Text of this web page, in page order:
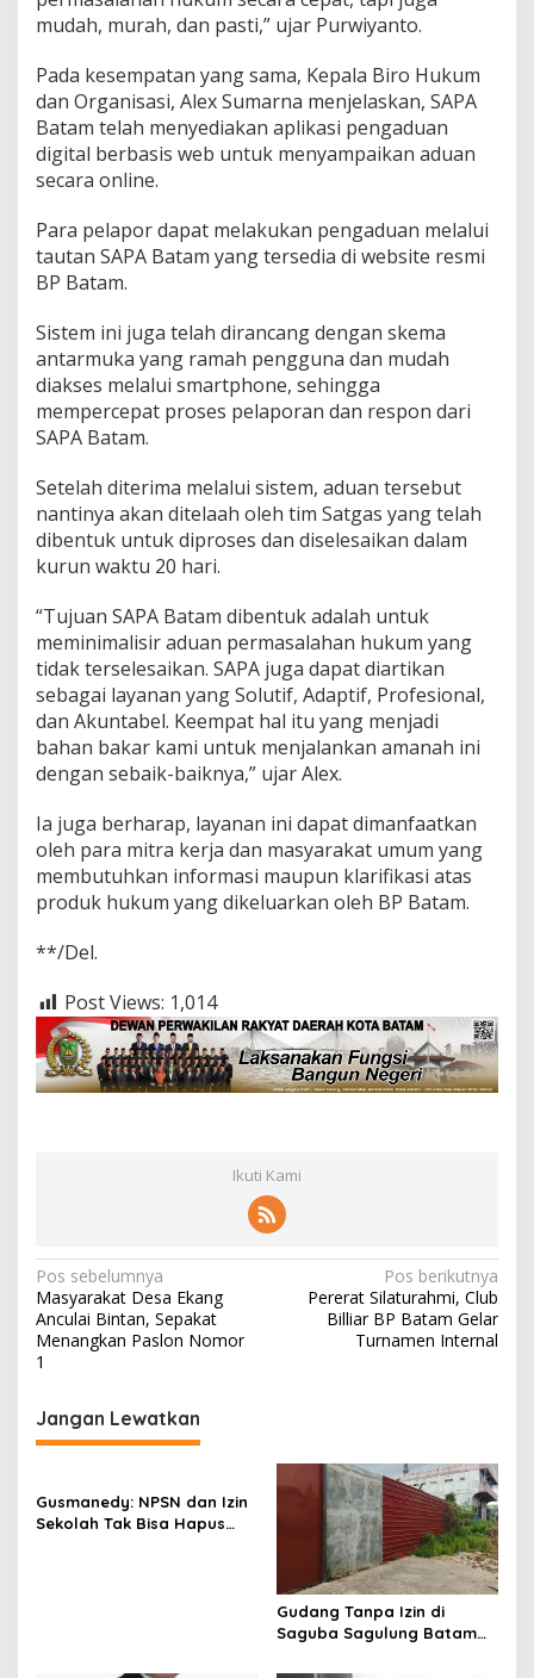
mudah, murah, dan pasti,” ujar Purwiyanto.
Pada kesempatan yang sama, Kepala Biro Hukum
dan Organisasi, Alex Sumarna menjelaskan, SAPA
Batam telah menyediakan aplikasi pengaduan
digital berbasis web untuk menyampaikan aduan
secara online.
Para pelapor dapat melakukan pengaduan melalui
tautan SAPA Batam yang tersedia di website resmi
BP Batam.
Sistem ini juga telah dirancang dengan skema
antarmuka yang ramah pengguna dan mudah
diakses melalui smartphone, sehingga
mempercepat proses pelaporan dan respon dari
SAPA Batam.
Setelah diterima melalui sistem, aduan tersebut
nantinya akan ditelaah oleh tim Satgas yang telah
dibentuk untuk diproses dan diselesaikan dalam
kurun waktu 20 hari.
“Tujuan SAPA Batam dibentuk adalah untuk
meminimalisir aduan permasalahan hukum yang
tidak terselesaikan. SAPA juga dapat diartikan
sebagai layanan yang Solutif, Adaptif, Profesional,
dan Akuntabel. Keempat hal itu yang menjadi
bahan bakar kami untuk menjalankan amanah ini
dengan sebaik-baiknya,” ujar Alex.
Ia juga berharap, layanan ini dapat dimanfaatkan
oleh para mitra kerja dan masyarakat umum yang
membutuhkan informasi maupun klarifikasi atas
produk hukum yang dikeluarkan oleh BP Batam.
**/Del.
Post Views: 1,014
Ikuti Kami
N
a
v
i
g
a
i
Pos sebelumnya
Masyarakat Desa Ekang
Anculai Bintan, Sepakat
Menangkan Paslon Nomor
1
Pos berikutnya
Pererat Silaturahmi, Club
Billiar BP Batam Gelar
Turnamen Internal
Jangan Lewatkan
Gusmanedy: NPSN dan Izin
Sekolah Tak Bisa Hapus
Gudang Tanpa Izin di
Saguba Sagulung Batam